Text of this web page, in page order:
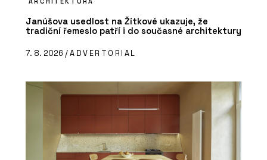
Janúšova usedlost na Žítkové ukazuje, že
tradiční řemeslo patří i do současné architektury
7. 8. 2026 /ADVERTORIAL